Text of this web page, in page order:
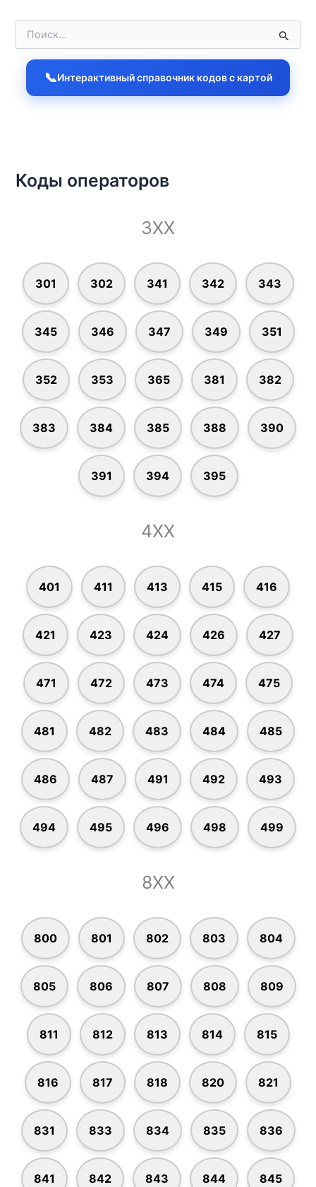
📞Интерактивный справочник кодов с картой
Коды операторов
3XX
301 302 341 342 343
345 346 347 349 351
352 353 365 381 382
383 384 385 388 390
391 394 395
4XX
401 411 413 415 416
421 423 424 426 427
471 472 473 474 475
481 482 483 484 485
486 487 491 492 493
494 495 496 498 499
8XX
800 801 802 803 804
805 806 807 808 809
811 812 813 814 815
816 817 818 820 821
831 833 834 835 836
841 842 843 844 845